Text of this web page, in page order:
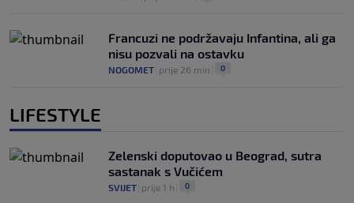
Francuzi ne podržavaju Infantina, ali ga
nisu pozvali na ostavku
NOGOMET prije 26 min 0
LIFESTYLE
Zelenski doputovao u Beograd, sutra
sastanak s Vučićem
SVIJET prije 1 h 0